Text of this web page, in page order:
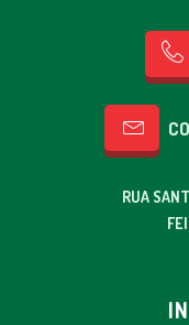
RUA